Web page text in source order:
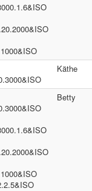
Käthe
Betty